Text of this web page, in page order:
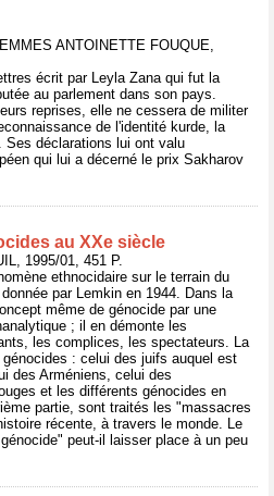
ANTOINETTE FOUQUE,
écrit par Leyla Zana qui fut la
au parlement dans son pays.
reprises, elle ne cessera de militer
de l'identité kurde, la
Ses déclarations lui ont valu
qui lui a décerné le prix Sakharov
au XXe siècle
1995/01, 451 P.
ethnocidaire sur le terrain du
par Lemkin en 1944. Dans la
même de génocide par une
; il en démonte les
les complices, les spectateurs. La
: celui des juifs auquel est
des Arméniens, celui des
et les différents génocides en
partie, sont traités les "massacres
récente, à travers le monde. Le
peut-il laisser place à un peu